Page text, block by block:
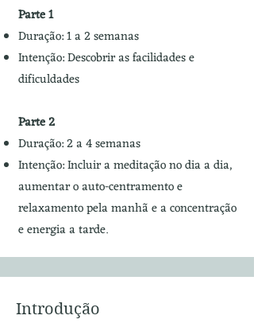
Parte 1
Duração: 1 a 2 semanas
Intenção: Descobrir as facilidades e
dificuldades
Parte 2
Duração: 2 a 4 semanas
Intenção: Incluir a meditação no dia a dia,
aumentar o auto-centramento e
relaxamento pela manhã e a concentração
e energia a tarde.
Introdução